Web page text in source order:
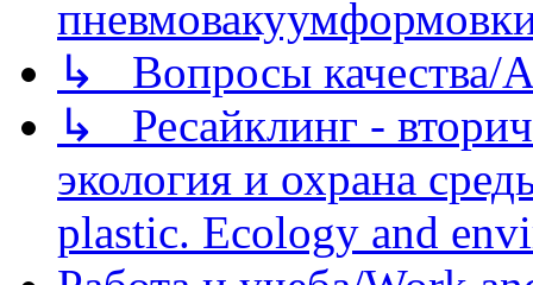
↳ Вопросы качества/
↳ Ресайклинг -
экология и охрана
plastic. Ecology and